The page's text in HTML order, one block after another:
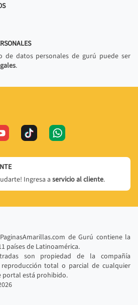
de datos personales de gurú puede ser
.
Ingresa a servicio al cliente.
de Gurú contiene la
países de Latinoamérica.
son propiedad de la compañía
total o parcial de cualquier
portal está prohibido.